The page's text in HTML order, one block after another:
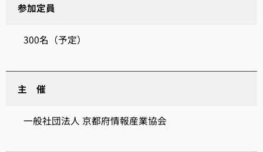
参加定員
300名（予定）
主 催
一般社団法人 京都府情報産業協会